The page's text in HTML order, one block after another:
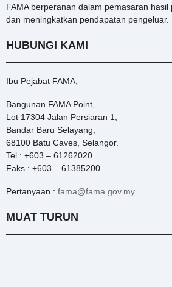
FAMA berperanan dalam pemasaran
dan meningkatkan pendapatan pengeluar.
HUBUNGI KAMI
Ibu Pejabat FAMA,
Bangunan FAMA Point,
Lot 17304 Jalan Persiaran 1,
Bandar Baru Selayang,
68100 Batu Caves, Selangor.
Tel : +603 – 61262020
Faks : +603 – 61385200
Pertanyaan : fama@fama.gov.my
MUAT TURUN